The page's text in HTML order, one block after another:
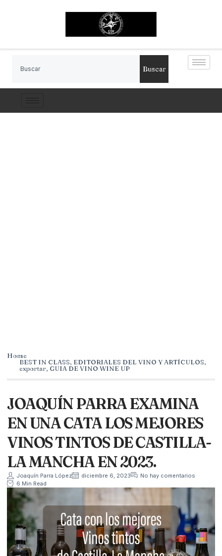
Buscar
Home
BEST IN CLASS, EDITORIALES DEL VINO Y ARTÍCULOS,
exportar, GUIA DE VINO WINE UP
JOAQUÍN PARRA EXAMINA
EN UNA CATA LOS MEJORES
VINOS TINTOS DE CASTILLA-
LA MANCHA EN 2023.
Joaquín Parra López diciembre 6, 2023
No hay comentarios
6 Min Read